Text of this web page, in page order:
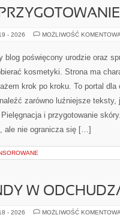
- 2026 MOŻLIWOŚĆ
blog poświęcony urodzie oraz
kosmetyki. Strona ma
krok po kroku. To portal dla
zarówno luźniejsze
i przygotowanie
ale nie ogranicza się […]
W
- 2026 MOŻLIWOŚĆ